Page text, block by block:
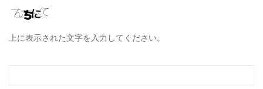
上に表示された文字を入力してください。